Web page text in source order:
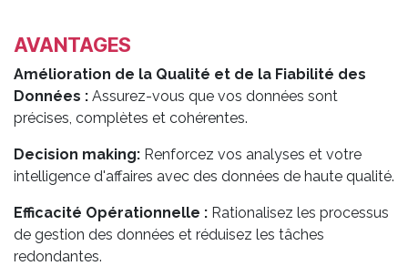
AVANTAGES
Amélioration de la Qualité et de la Fiabilité des
Données : Assurez-vous que vos données sont
précises, complètes et cohérentes.
Decision making: Renforcez vos analyses et votre
intelligence d'affaires avec des données de haute qualité.
Efficacité Opérationnelle : Rationalisez les processus
de gestion des données et réduisez les tâches
redondantes.